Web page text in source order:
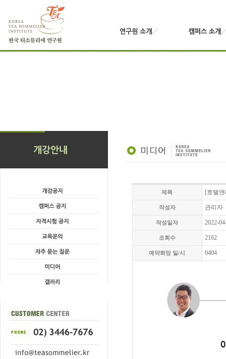
제목 [호텔
작성자 관리자
작성일자 2022-
조회수 2162
예약희망 일/시 0404